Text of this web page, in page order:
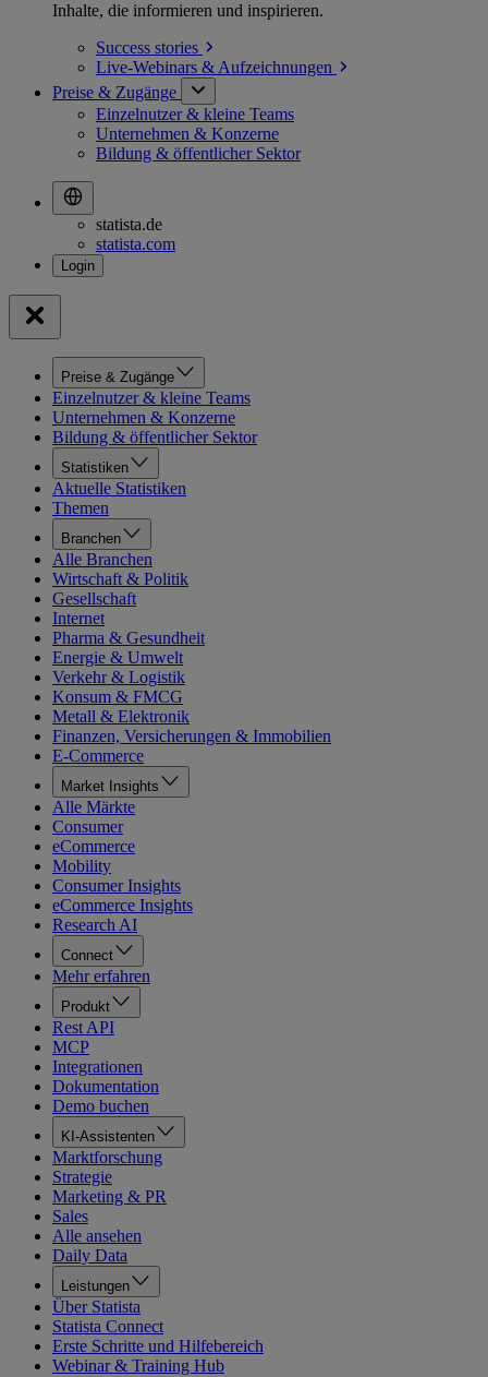
Inhalte, die informieren und inspirieren.
Success stories
Live-Webinars & Aufzeichnungen
Preise & Zugänge
Einzelnutzer & kleine Teams
Unternehmen & Konzerne
Bildung & öffentlicher Sektor
statista.de
statista.com
Preise & Zugänge
Einzelnutzer & kleine Teams
Unternehmen & Konzerne
Bildung & öffentlicher Sektor
Statistiken
Aktuelle Statistiken
Themen
Branchen
Alle Branchen
Wirtschaft & Politik
Gesellschaft
Internet
Pharma & Gesundheit
Energie & Umwelt
Verkehr & Logistik
Konsum & FMCG
Metall & Elektronik
Finanzen, Versicherungen & Immobilien
E-Commerce
Market Insights
Alle Märkte
Consumer
eCommerce
Mobility
Consumer Insights
eCommerce Insights
Research AI
Connect
Mehr erfahren
Produkt
Rest API
MCP
Integrationen
Dokumentation
Demo buchen
KI-Assistenten
Marktforschung
Strategie
Marketing & PR
Sales
Alle ansehen
Daily Data
Leistungen
Über Statista
Statista Connect
Erste Schritte und Hilfebereich
Webinar & Training Hub